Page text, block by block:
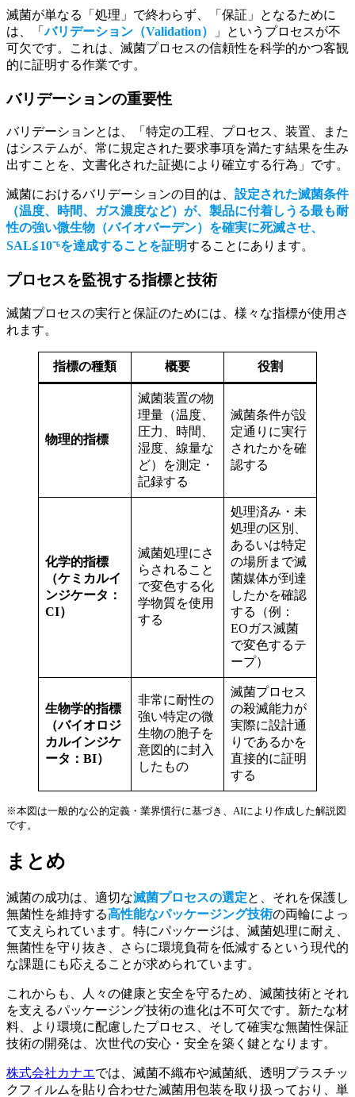
滅菌が単なる「処理」で終わらず、「保証」となるために
は、「バリデーション（Validation）
」というプロセスが不
可欠です。これは、滅菌プロセスの信頼性を科学的かつ客観
的に証明する作業です。
バリデーションの重要性
バリデーションとは、「特定の工程、プロセス、装置、また
はシステムが、常に規定された要求事項を満たす結果を生み
出すことを、文書化された証拠により確立する行為」です。
滅菌におけるバリデーションの目的は、 設定された滅菌条件
（温度、時間、ガス濃度など）が、製品に付着しうる最も耐
性の強い微生物（バイオバーデン）を確実に死滅させ、
SAL≦10⁻⁶を達成することを証明することにあります。
プロセスを監視する指標と技術
滅菌プロセスの実行と保証のためには、様々な指標が使用さ
れます。
指標の種類 概要 役割
物理的指標
滅菌装置の物
理量（温度、
圧力、時間、
湿度、線量な
ど）を測定・
記録する
滅菌条件が設
定通りに実行
されたかを確
認する
化学的指標
（ケミカルイ
ンジケータ：
CI）
滅菌処理にさ
らされること
で変色する化
学物質を使用
する
処理済み・未
処理の区別、
あるいは特定
の場所まで滅
菌媒体が到達
したかを確認
する（例：
EOガス滅菌
で変色するテ
ープ）
生物学的指標
（バイオロジ
カルインジケ
ータ：BI）
非常に耐性の
強い特定の微
生物の胞子を
意図的に封入
したもの
滅菌プロセス
の殺滅能力が
実際に設計通
りであるかを
直接的に証明
する
※本図は一般的な公的定義・業界慣行に基づき、AIにより作成した解説図
です。
まとめ
滅菌の成功は、適切な滅菌プロセスの選定と、それを保護し
無菌性を維持する高性能なパッケージング技術の両輪によっ
て支えられています。特にパッケージは、滅菌処理に耐え、
無菌性を守り抜き、さらに環境負荷を低減するという現代的
な課題にも応えることが求められています。
これからも、人々の健康と安全を守るため、滅菌技術とそれ
を支えるパッケージング技術の進化は不可欠です。新たな材
料、より環境に配慮したプロセス、そして確実な無菌性保証
技術の開発は、次世代の安心・安全を築く鍵となります。
株式会社カナエでは、滅菌不織布や滅菌紙、透明プラスチッ
クフィルムを貼り合わせた滅菌用包装を取り扱っており、単